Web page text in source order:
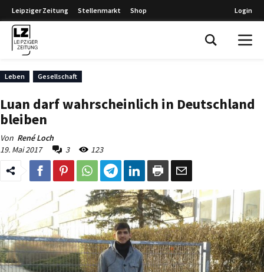
Leipziger Zeitung Stellenmarkt Shop Login
Leben Gesellschaft
Luan darf wahrscheinlich in Deutschland
bleiben
Von René Loch
19. Mai 2017
3 123